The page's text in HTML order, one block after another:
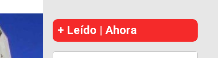
+ Leído | Ahora